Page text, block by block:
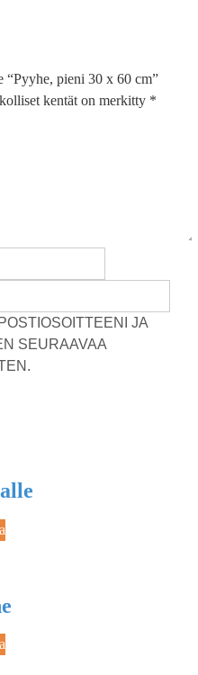
“Pyyhe, pieni 30 x 60 cm”
kentät on merkitty *
JA
SEURAAVAA